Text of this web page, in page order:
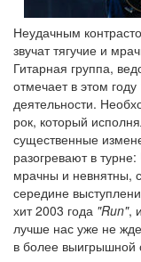
Неудачным
звучат тягучие и
Гитарная группа,
отмечает в этом
деятельности.
рок, который
существенные
разогревают в турне:
мрачны и невнятны,
середине
хит 2003 года "Run",
лучше нас уже не
в более выигрышной